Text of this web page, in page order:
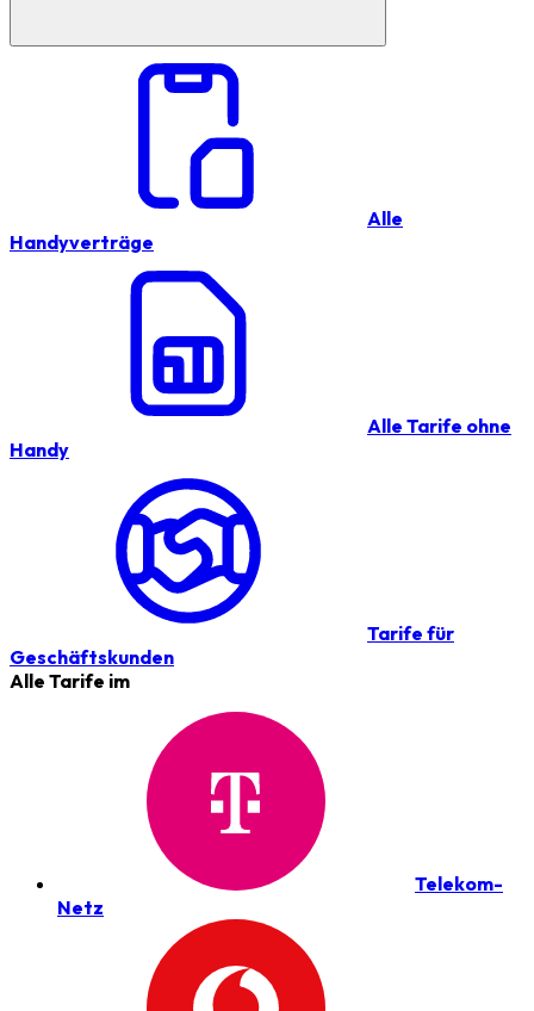
Alle
Handyverträge
Alle Tarife ohne
Handy
Tarife für
Geschäftskunden
Alle Tarife im
Telekom-
Netz